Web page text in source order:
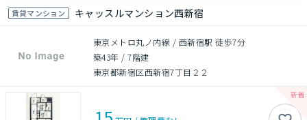
賃貸マンション キャッスルマンション西新宿
東京メトロ丸ノ内線 / 西新宿駅 徒歩7分
築43年 /7階建
東京都新宿区西新宿7丁目２２